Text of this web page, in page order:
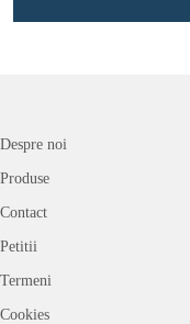
Despre noi
Produse
Contact
Petitii
Termeni
Cookies